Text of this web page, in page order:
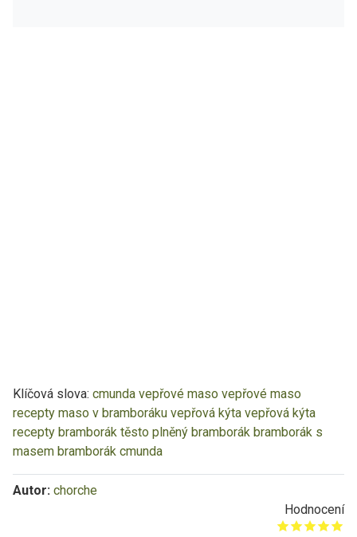
Klíčová slova: cmunda vepřové maso vepřové maso
recepty maso v bramboráku vepřová kýta vepřová kýta
recepty bramborák těsto plněný bramborák bramborák s
masem bramborák cmunda
Autor: chorche
Hodnocení
Give it 1/5
Give it 2/5
Give it 3/5
Give it 4/5
Give it 5/5